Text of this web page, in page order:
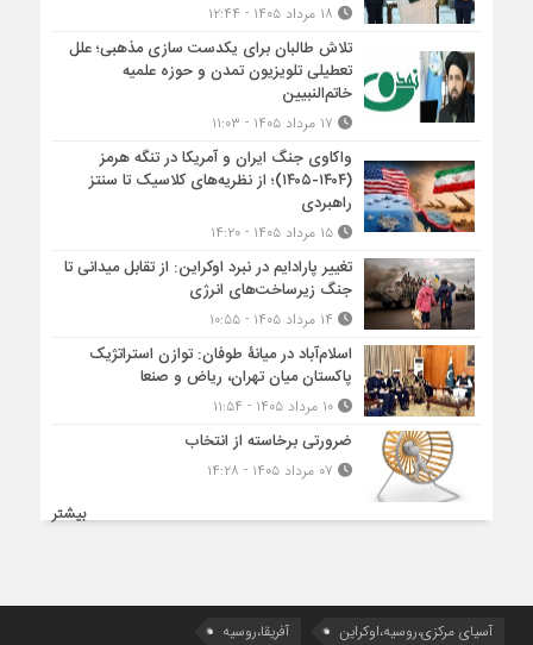
تلاش طالبان برای یکدست سازی مذهبی؛ علل
تعطیلی تلویزیون تمدن و حوزه علمیه
خاتم‌النبیین
واکاوی جنگ ایران و آمریکا در تنگه هرمز
(۱۴۰۴-۱۴۰۵)؛ از نظریه‌های کلاسیک تا سنتز
راهبردی
۱۵ مرداد ۱۴۰۵ - ۱۴:۲۰
تغییر پارادایم در نبرد اوکراین: از تقابل میدانی تا
جنگ زیرساخت‌های انرژی
اسلام‌آباد در میانۀ طوفان: توازن استراتژیک
پاکستان میان تهران، ریاض و صنعا
۱۰ مرداد ۱۴۰۵ - ۱۱:۵۴
ضرورتی برخاسته از انتخاب
بیشتر
آسیای مرکزی،روسیه،اوکراین
آفریقا،روسیه